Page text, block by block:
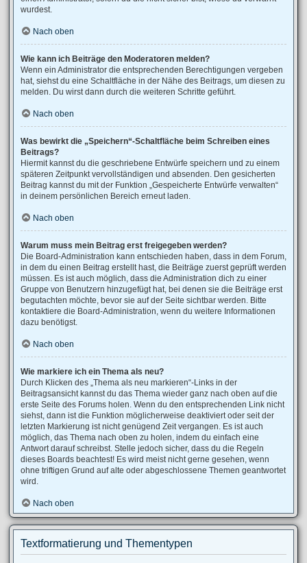
wurdest.
Nach oben
Wie kann ich Beiträge den Moderatoren melden?
Wenn ein Administrator die entsprechenden Berechtigungen vergeben
hat, siehst du eine Schaltfläche in der Nähe des Beitrags, um diesen zu
melden. Du wirst dann durch die weiteren Schritte geführt.
Nach oben
Was bewirkt die „Speichern“-Schaltfläche beim Schreiben eines
Beitrags?
Hiermit kannst du die geschriebene Entwürfe speichern und zu einem
späteren Zeitpunkt vervollständigen und absenden. Den gesicherten
Beitrag kannst du mit der Funktion „Gespeicherte Entwürfe verwalten“
in deinem persönlichen Bereich erneut laden.
Nach oben
Warum muss mein Beitrag erst freigegeben werden?
Die Board-Administration kann entschieden haben, dass in dem Forum,
in dem du einen Beitrag erstellt hast, die Beiträge zuerst geprüft werden
müssen. Es ist auch möglich, dass die Administration dich zu einer
Gruppe von Benutzern hinzugefügt hat, bei denen sie die Beiträge erst
begutachten möchte, bevor sie auf der Seite sichtbar werden. Bitte
kontaktiere die Board-Administration, wenn du weitere Informationen
dazu benötigst.
Nach oben
Wie markiere ich ein Thema als neu?
Durch Klicken des „Thema als neu markieren“-Links in der
Beitragsansicht kannst du das Thema wieder ganz nach oben auf die
erste Seite des Forums holen. Wenn du den entsprechenden Link nicht
siehst, dann ist die Funktion möglicherweise deaktiviert oder seit der
letzten Markierung ist nicht genügend Zeit vergangen. Es ist auch
möglich, das Thema nach oben zu holen, indem du einfach eine
Antwort darauf schreibst. Stelle jedoch sicher, dass du die Regeln
dieses Boards beachtest! Es wird meist nicht gerne gesehen, wenn
ohne triftigen Grund auf alte oder abgeschlossene Themen geantwortet
wird.
Nach oben
Textformatierung und Thementypen